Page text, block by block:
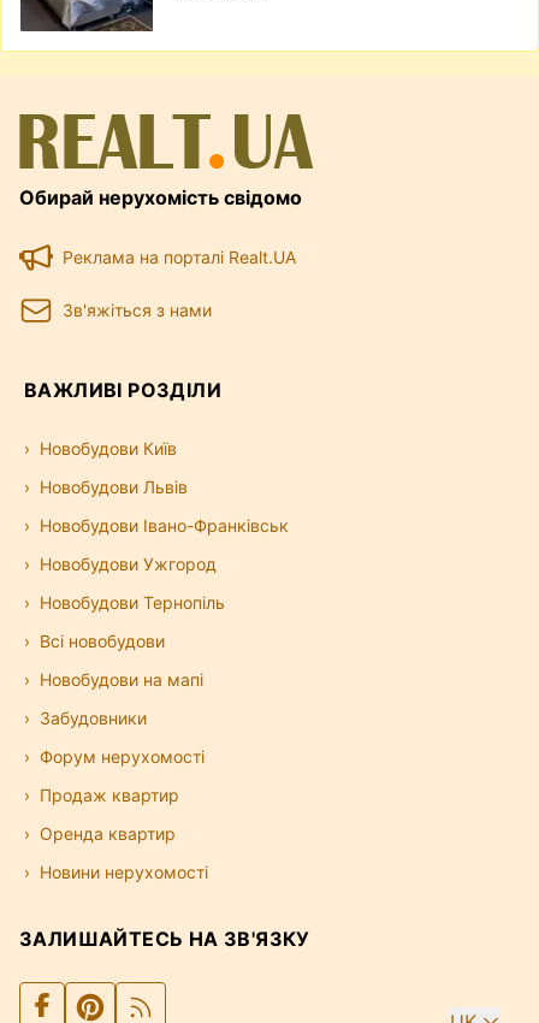
Обирай нерухомість свідомо
Реклама на порталі Realt.UA
Зв'яжіться з нами
ВАЖЛИВІ РОЗДІЛИ
Новобудови Київ
Новобудови Львів
Новобудови Івано-Франківськ
Новобудови Ужгород
Новобудови Тернопіль
Всі новобудови
Новобудови на мапі
Забудовники
Форум нерухомості
Продаж квартир
Оренда квартир
Новини нерухомості
ЗАЛИШАЙТЕСЬ НА ЗВ'ЯЗКУ